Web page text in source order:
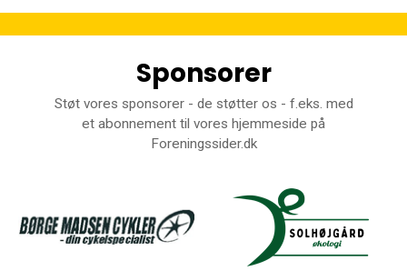
Sponsorer
Støt vores sponsorer - de støtter os - f.eks. med
et abonnement til vores hjemmeside på
Foreningssider.dk